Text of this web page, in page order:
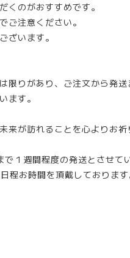
くのがおすすめです。
ご注意ください。
ざいます。
限りがあり、ご注文から発
ます。
が訪れることを心よりお祈
１週間程度の発送とさせて
程お時間を頂戴しておりま